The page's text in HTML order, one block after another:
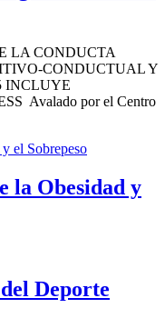
LA CONDUCTA
CONDUCTUAL Y
INCLUYE
Avalado por el Centro
la Obesidad y
Deporte